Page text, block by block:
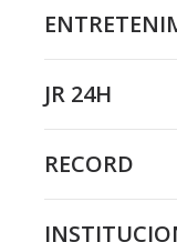
JR 24H
RECORD